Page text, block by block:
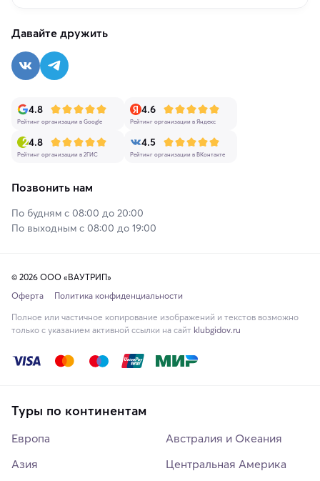
Давайте дружить
4.8
Рейтинг организации в Google
4.6
Рейтинг организации в Яндекс
4.8
Рейтинг организации в 2ГИС
4.5
Рейтинг организации в ВКонтакте
Позвонить нам
По будням с 08:00 до 20:00
По выходным с 08:00 до 19:00
© 2026 ООО «ВАУТРИП»
Оферта
Политика конфиденциальности
Полное или частичное копирование изображений и текстов возможно
только с указанием активной ссылки на сайт klubgidov.ru
Туры по континентам
Европа
Азия
Австралия и Океания
Центральная Америка